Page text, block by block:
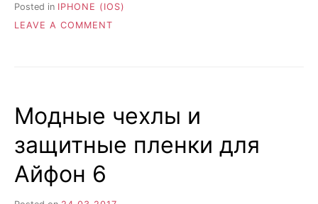
Posted in IPHONE (IOS)
LEAVE A COMMENT
СВОИМИ
СИЛАМИ?
Модные чехлы и
защитные пленки для
Айфон 6